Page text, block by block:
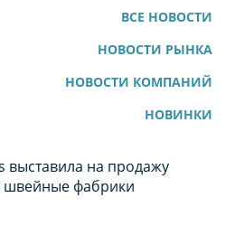
ВСЕ НОВОСТИ
НОВОСТИ РЫНКА
НОВОСТИ КОМПАНИЙ
НОВИНКИ
выставила на продажу
швейные фабрики